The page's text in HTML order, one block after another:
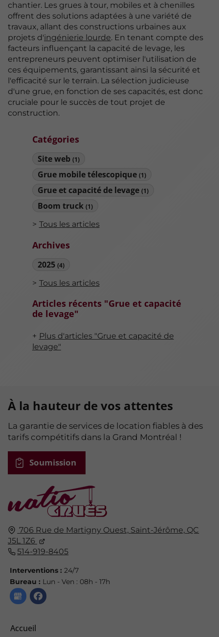
Catégories
Site web (1)
Grue mobile télescopique (1)
Grue et capacité de levage (1)
Boom truck (1)
Tous les articles
Archives
2025 (4)
Tous les articles
Articles récents "Grue et capacité
de levage"
Plus d'articles "Grue et capacité de
levage"
chantier. Les grues à tour, mobiles et à chenilles
offrent des solutions adaptées à une variété de
travaux, allant des constructions urbaines aux
projets d'ingénierie lourde. En tenant compte des
facteurs influençant la capacité de levage, les
entrepreneurs peuvent optimiser l'utilisation de
ces équipements, garantissant ainsi la sécurité et
l'efficacité sur le terrain. La sélection judicieuse
d'une grue, en fonction de ses capacités, est donc
cruciale pour le succès de tout projet de
construction.
706 Rue de Martigny Ouest, Saint-Jérôme, QC
J5L 1Z6
514-919-8405
Interventions : 24/7
Bureau : Lun - Ven : 08h - 17h
Accueil
À la hauteur de vos attentes
La garantie de services de location fiables à des
tarifs compétitifs dans la Grand Montréal !
Soumission